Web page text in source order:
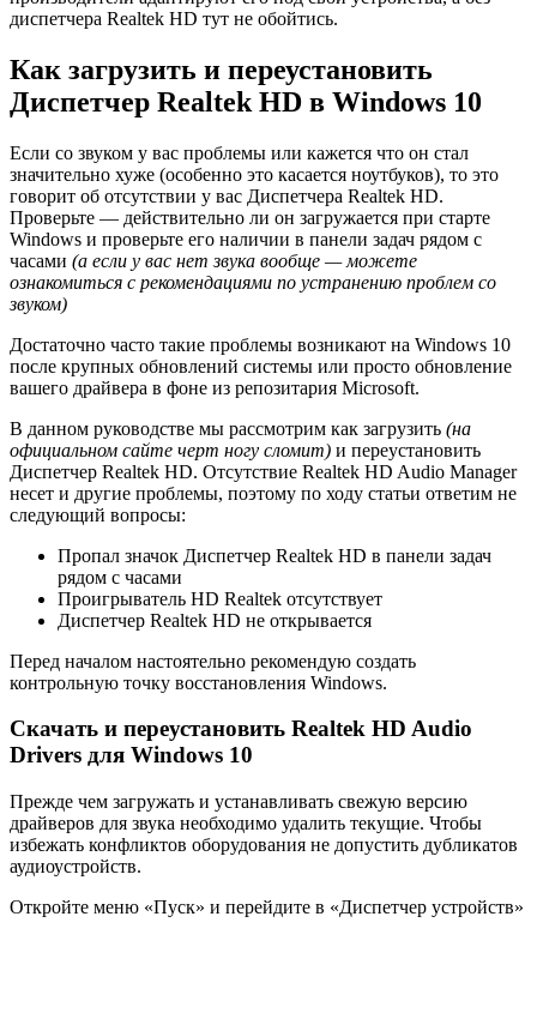
диспетчера Realtek HD тут не обойтись.
Как загрузить и переустановить
Диспетчер Realtek HD в Windows 10
Если со звуком у вас проблемы или кажется что он стал
значительно хуже (особенно это касается ноутбуков), то это
говорит об отсутствии у вас Диспетчера Realtek HD.
Проверьте — действительно ли он загружается при старте
Windows и проверьте его наличии в панели задач рядом с
часами (а если у вас нет звука вообще — можете
ознакомиться с рекомендациями по устранению проблем со
звуком)
Достаточно часто такие проблемы возникают на Windows 10
после крупных обновлений системы или просто обновление
вашего драйвера в фоне из репозитария Microsoft.
В данном руководстве мы рассмотрим как загрузить (на
официальном сайте черт ногу сломит) и переустановить
Диспетчер Realtek HD. Отсутствие Realtek HD Audio Manager
несет и другие проблемы, поэтому по ходу статьи ответим не
следующий вопросы:
Пропал значок Диспетчер Realtek HD в панели задач
рядом с часами
Проигрыватель HD Realtek отсутствует
Диспетчер Realtek HD не открывается
Перед началом настоятельно рекомендую создать
контрольную точку восстановления Windows.
Скачать и переустановить Realtek HD Audio
Drivers для Windows 10
Прежде чем загружать и устанавливать свежую версию
драйверов для звука необходимо удалить текущие. Чтобы
избежать конфликтов оборудования не допустить дубликатов
аудиоустройств.
Откройте меню «Пуск» и перейдите в «Диспетчер устройств»